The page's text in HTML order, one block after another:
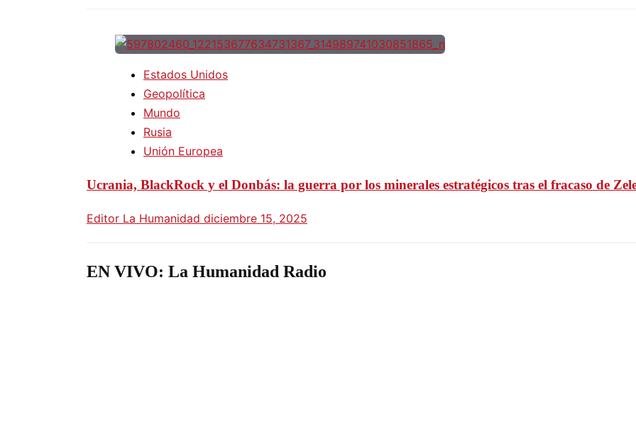
Estados Unidos
Geopolítica
Mundo
Rusia
Unión Europea
Ucrania, BlackRock y el Donbás: la guerra por los minerales estratégicos tras el fracaso de
Editor La Humanidad diciembre 15, 2025
EN VIVO: La Humanidad Radio